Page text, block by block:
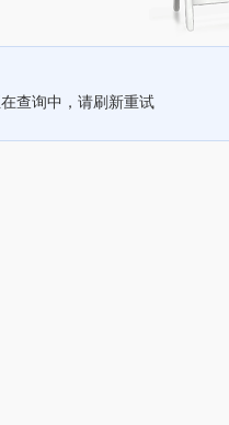
查询中，请刷新重试